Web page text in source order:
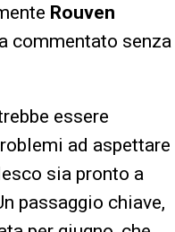
Rouven
commentato senza
essere
ad aspettare
sia pronto a
passaggio chiave,